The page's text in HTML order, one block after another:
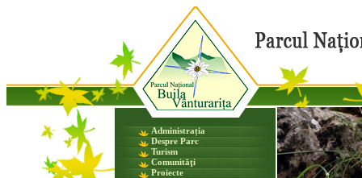
Administrația
Despre Parc
Turism
Comunităţi
Proiecte